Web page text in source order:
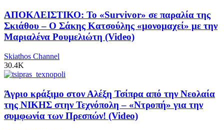
ΑΠΟΚΛΕΙΣΤΙΚΟ: Το «Survivor» σε παραλία της
Σκιάθου – Ο Σάκης Κατσούλης «μονομαχεί» με την
Μαριαλένα Ρουμελιώτη (Video)
Skiathos Channel
30.4K
Άγριο κράξιμο στον Αλέξη Τσίπρα από την Νεολαία
της ΝΙΚΗΣ στην Τεχνόπολη – «Ντροπή» για την
συμφωνία των Πρεσπών! (Video)